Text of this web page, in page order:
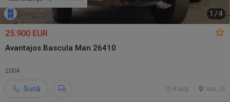
1 /4
25.900 EUR
Avantajos Bascula Man 26410
2004
Sună Iasi, IS
4 aug.